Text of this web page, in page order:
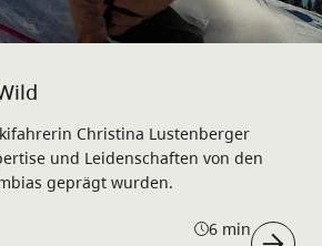
Christina Lustenberger
und Leidenschaften von den
geprägt wurden.
6 min